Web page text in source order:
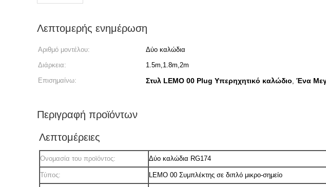
Λεπτομερής ενημέρωση
Αριθμό μοντέλου: Δύο καλώδια
Διάρκεια:
1.5m,1.8m,2m
Επισημαίνω:
Στυλ LEMO 00 Plug Υπερηχητικό καλώδιο, Ένα
Περιγραφή προϊόντων
Λεπτομέρειες
Ονομασία του προϊόντος: Δύο καλώδια RG174
Τύπος: LEMO 00 Συμπλέκτης σε διπλό μικρο-σημείο